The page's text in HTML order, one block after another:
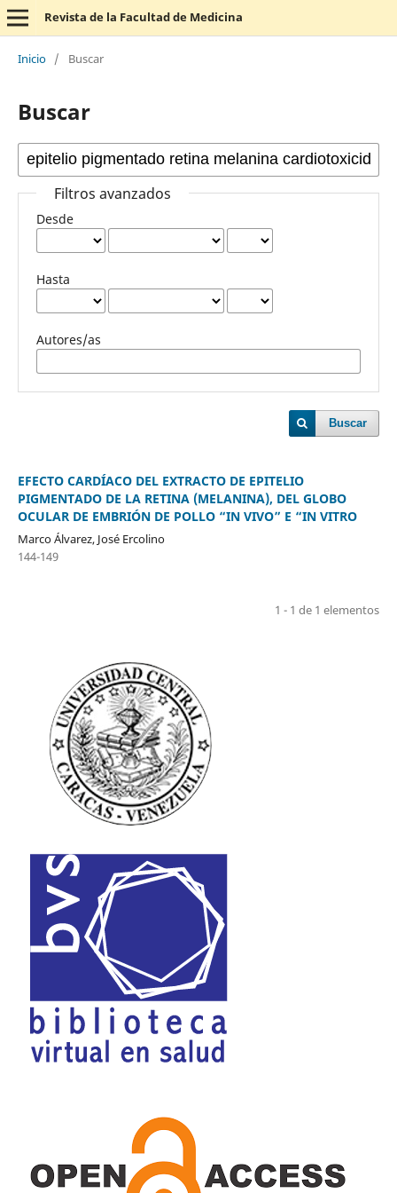
Revista de la Facultad de Medicina
Inicio / Buscar
Buscar
Filtros avanzados
Desde
Hasta
Autores/as
Buscar
EFECTO CARDÍACO DEL EXTRACTO DE EPITELIO
PIGMENTADO DE LA RETINA (MELANINA), DEL GLOBO
OCULAR DE EMBRIÓN DE POLLO “IN VIVO” E “IN VITRO
Marco Álvarez, José Ercolino
144-149
1 - 1 de 1 elementos